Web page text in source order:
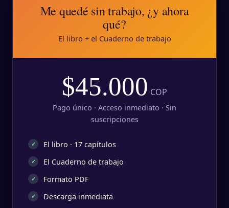
Me quedé sin trabajo, ¿y ahora
qué?
El libro + el Cuaderno de trabajo
$45.000 COP
Pago único · Acceso inmediato · Sin
suscripciones
✓ El libro · 17 capítulos
✓ El Cuaderno de trabajo
✓ Formato PDF
✓ Descarga inmediata